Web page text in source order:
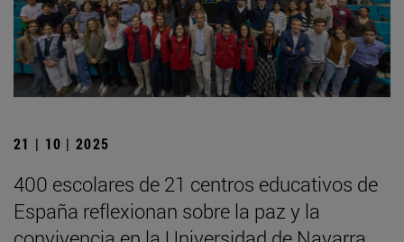
21 | 10 | 2025
400 escolares de 21 centros educativos de
España reflexionan sobre la paz y la